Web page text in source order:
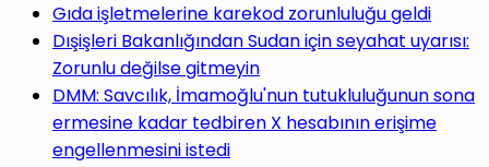
Gıda işletmelerine karekod zorunluluğu geldi
Dışişleri Bakanlığından Sudan için seyahat uyarısı:
Zorunlu değilse gitmeyin
DMM: Savcılık, İmamoğlu'nun tutukluluğunun sona
ermesine kadar tedbiren X hesabının erişime
engellenmesini istedi